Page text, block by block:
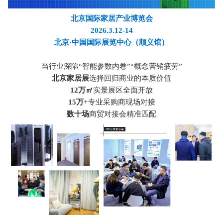
北京国际家居产业博览会
2026.3.12-14
北京·中国国际展览中心（顺义馆）
当行业深陷“智能参数内卷”“概念营销疲劳”
北京家居展选择回归商业的本质价值
12万㎡实景展区全面开放
15万+专业采购商现场对接
数十场商贸对接会精准匹配